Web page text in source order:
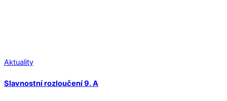
Aktuality
Slavnostní rozloučení 9. A